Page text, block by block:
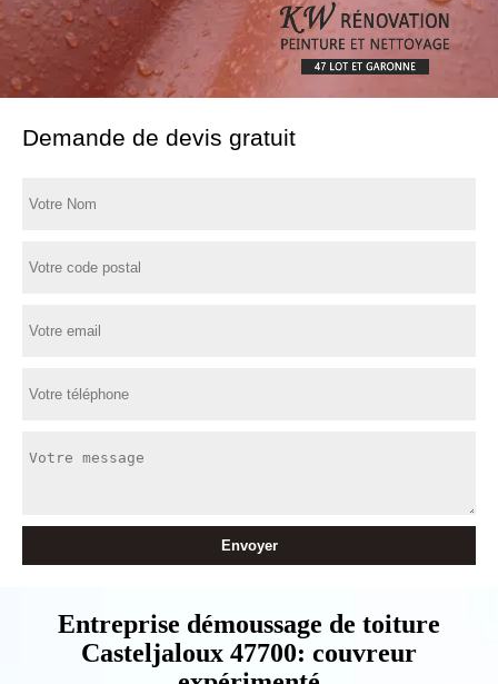
Demande de devis gratuit
Entreprise démoussage de toiture
Casteljaloux 47700: couvreur